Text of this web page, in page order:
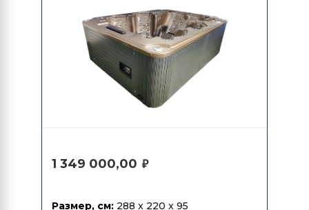
1 349 000,00 ₽
Размер, см: 288 x 220 x 95